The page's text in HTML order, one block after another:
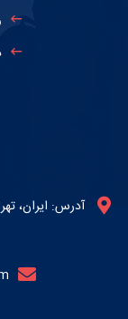
آدرس: ایران،